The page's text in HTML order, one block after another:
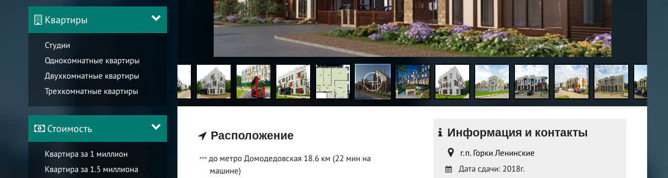
Квартиры
Студии
Однокомнатные квартиры
Двухкомнатные квартиры
Трехкомнатные квартиры
Стоимость
Квартира за 1 миллион
Квартира за 1.5 миллиона
Расположение
до метро Домодедовская 18.6 км (22 мин на
машине)
Информация и контакты
г.п. Горки Ленинские
Дата сдачи: 2018г.